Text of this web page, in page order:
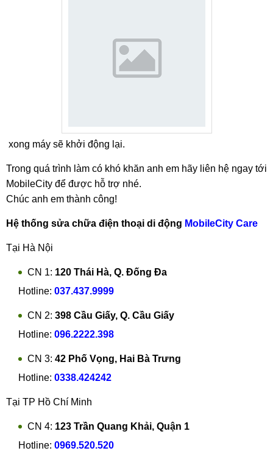
xong máy sẽ khởi động lại.
Trong quá trình làm có khó khăn anh em hãy liên hệ ngay tới
MobileCity để được hỗ trợ nhé.
Chúc anh em thành công!
Hệ thống sửa chữa điện thoại di động MobileCity Care
Tại Hà Nội
CN 1: 120 Thái Hà, Q. Đống Đa
Hotline: 037.437.9999
CN 2: 398 Cầu Giấy, Q. Cầu Giấy
Hotline: 096.2222.398
CN 3: 42 Phố Vọng, Hai Bà Trưng
Hotline: 0338.424242
Tại TP Hồ Chí Minh
CN 4: 123 Trần Quang Khải, Quận 1
Hotline: 0969.520.520